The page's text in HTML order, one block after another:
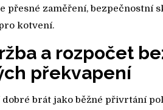
přesné zaměření, bezpečnostní
kotvení.
a rozpočet
překvapení
brát jako běžné přivrtání